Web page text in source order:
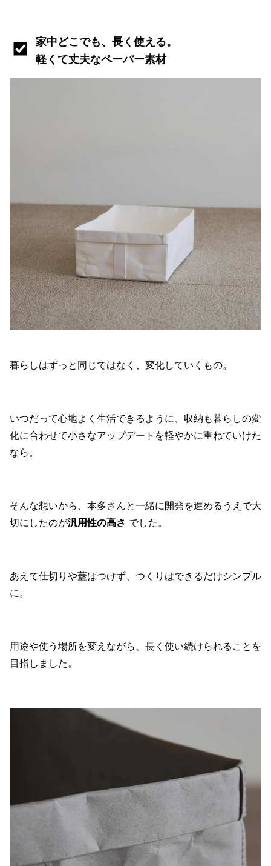
家中どこでも、長く使える。
軽くて丈夫なペーパー素材
暮らしはずっと同じではなく、変化していくもの。
いつだって心地よく生活できるように、収納も暮らしの変
化に合わせて小さなアップデートを軽やかに重ねていけた
なら。
そんな想いから、本多さんと一緒に開発を進めるうえで大
切にしたのが汎用性の高さ でした。
あえて仕切りや蓋はつけず、つくりはできるだけシンプル
に。
用途や使う場所を変えながら、長く使い続けられることを
目指しました。